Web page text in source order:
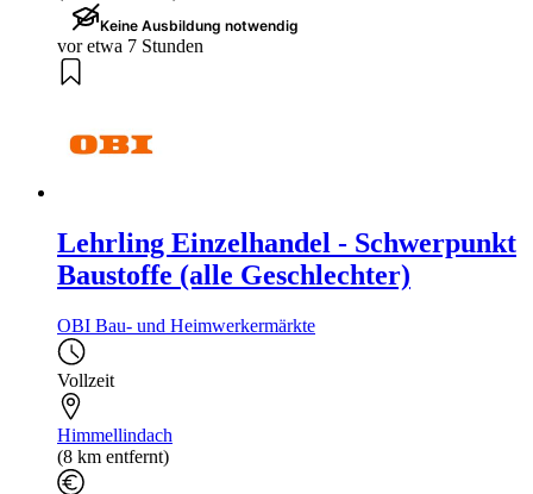
Keine Ausbildung notwendig
vor etwa 7 Stunden
Lehrling Einzelhandel - Schwerpunkt
Baustoffe (alle Geschlechter)
OBI Bau- und Heimwerkermärkte
Vollzeit
Himmellindach
(8 km entfernt)